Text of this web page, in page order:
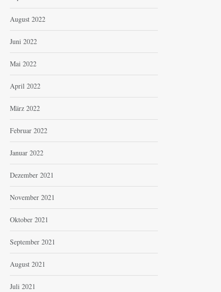
August 2022
Juni 2022
Mai 2022
April 2022
März 2022
Februar 2022
Januar 2022
Dezember 2021
November 2021
Oktober 2021
September 2021
August 2021
Juli 2021